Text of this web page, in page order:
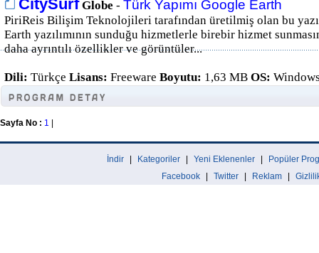
CitySurfGlobe - Türk Yapımı Google Earth
PiriReis Bilişim Teknolojileri tarafından üretilmiş olan bu
Earth yazılımının sunduğu hizmetlerle birebir hizmet
daha ayrıntılı özellikler ve görüntüler...
Dili: Türkçe Lisans: Freeware Boyutu: 1,63 MB OS:
Sayfa No : 1
İndir Kategoriler Yeni Eklenenler
Popüler
Facebook
Twitter Reklam